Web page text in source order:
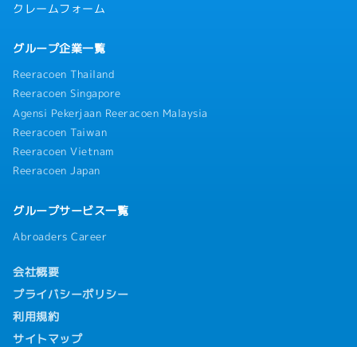
クレームフォーム
グループ企業一覧
Reeracoen Thailand
Reeracoen Singapore
Agensi Pekerjaan Reeracoen Malaysia
Reeracoen Taiwan
Reeracoen Vietnam
Reeracoen Japan
グループサービス一覧
Abroaders Career
会社概要
プライバシーポリシー
利用規約
サイトマップ